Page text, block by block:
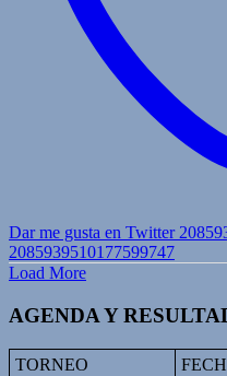
Dar me gusta en Twitter
2085939510177599747
Load More
AGENDA Y
TORNEO